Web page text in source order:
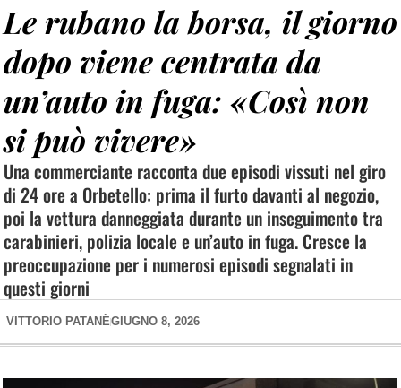
Le rubano la borsa, il giorno
dopo viene centrata da
un’auto in fuga: «Così non
si può vivere»
Una commerciante racconta due episodi vissuti nel giro
di 24 ore a Orbetello: prima il furto davanti al negozio,
poi la vettura danneggiata durante un inseguimento tra
carabinieri, polizia locale e un’auto in fuga. Cresce la
preoccupazione per i numerosi episodi segnalati in
questi giorni
VITTORIO PATANÈGIUGNO 8, 2026